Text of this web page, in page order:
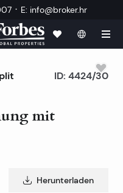
· E: info@broker.hr
mit
ID: 4424/30
Herunterladen